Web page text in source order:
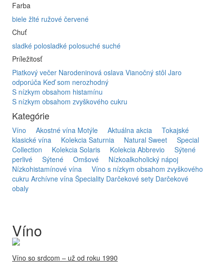
Farba
biele žlté ružové červené
Chuť
sladké polosladké polosuché suché
Príležitosť
Piatkový večer Narodeninová oslava Vianočný stôl Jaro
odporúča Keď som nerozhodný
S nízkym obsahom histamínu
S nízkym obsahom zvyškového cukru
Kategórie
Víno Akostné vína Motýle Aktuálna akcia
Tokajské
klasické vína
Kolekcia Saturnia Natural Sweet
Special
Collection
Kolekcia Solaris Kolekcia Abbrevio
Sýtené
perlivé
Sýtené Omšové
Nízkoalkoholický nápoj
Nízkohistamínové vína
Víno s nízkym obsahom zvyškového
cukru Archívne vína Špeciality Darčekové sety Darčekové
obaly
Víno
Víno so srdcom – už od roku 1990